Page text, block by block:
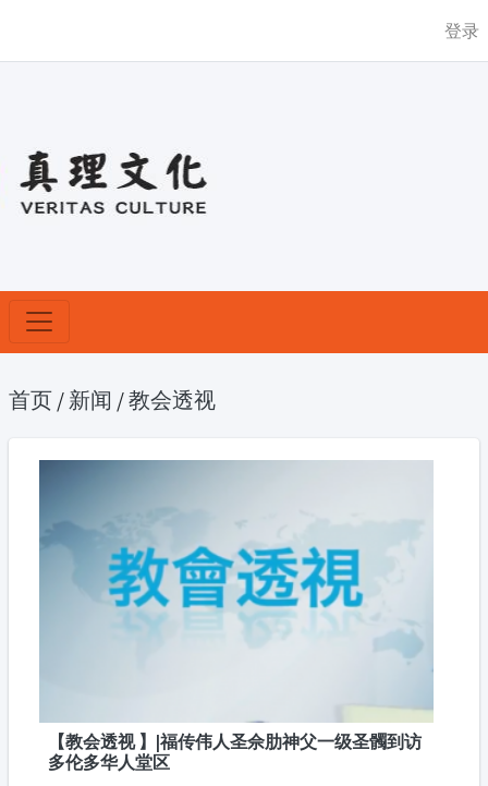
登录
首页 / 新闻 /教会透视
【教会透视 】|福传伟人圣佘肋神父一级圣髑到访
多伦多华人堂区